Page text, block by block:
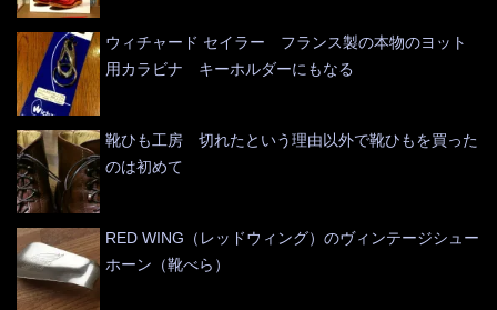
ウィチャード セイラー フランス製の本物のヨット
用カラビナ キーホルダーにもなる
靴ひも工房 切れたという理由以外で靴ひもを買った
のは初めて
RED WING（レッドウィング）のヴィンテージシュー
ホーン（靴べら）